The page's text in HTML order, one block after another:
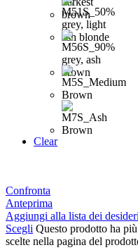
Clear
Confronta
Anteprima
Aggiungi alla lista dei desideri
Scegli Questo prodotto ha
scelte nella pagina del